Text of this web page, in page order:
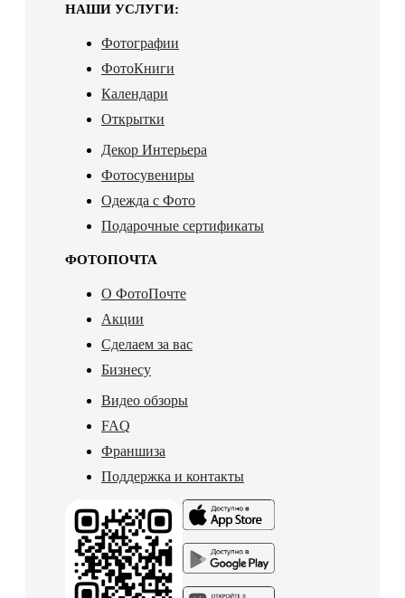
НАШИ УСЛУГИ:
Фотографии
ФотоКниги
Календари
Открытки
Декор Интерьера
Фотосувениры
Одежда с Фото
Подарочные сертификаты
ФОТОПОЧТА
О ФотоПочте
Акции
Сделаем за вас
Бизнесу
Видео обзоры
FAQ
Франшиза
Поддержка и контакты